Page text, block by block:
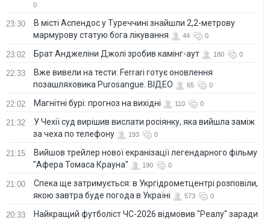
0
23:30
В місті Аспендос у Туреччині знайшли 2,2-метрову
мармурову статую бога лікування
44 0
23:02 Брат Анджеліни Джолі зробив камінг-аут 180 0
22:33
Вже вивели на тести: Ferrari готує оновлення
позашляховика Purosangue. ВІДЕО
65 0
22:02 Магнітні бурі: прогноз на вихідні 110 0
21:32
У Чехії суд вирішив вислати росіянку, яка вийшла заміж
за чеха по телефону
193 0
21:15
Вийшов трейлер нової екранізації легендарного фільму
"Афера Томаса Крауна"
190 0
21:00
Спека ще затримується: в Укргідрометцентрі розповіли,
якою завтра буде погода в Україні
573 0
20:33
Найкращий футболіст ЧС-2026 відмовив "Реалу" заради